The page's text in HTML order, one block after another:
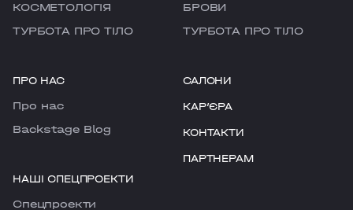
КОСМЕТОЛОГІЯ
ТУРБОТА ПРО ТІЛО
БРОВИ
ТУРБОТА ПРО ТІЛО
ПРО НАС
Про нас
Backstage Blog
НАШІ СПЕЦПРОЕКТИ
Cпецпроекти
САЛОНИ
КАРʼЄРА
КОНТАКТИ
ПАРТНЕРАМ